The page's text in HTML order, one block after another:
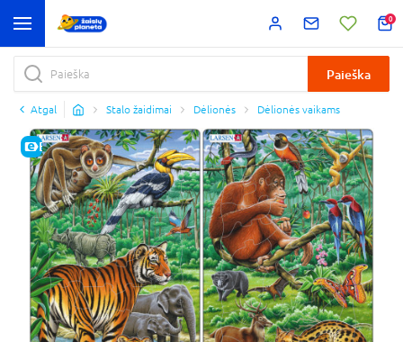
0
Paieška
Atgal Stalo žaidimai Dėlionės Dėlionės vaikams
E-KAINA